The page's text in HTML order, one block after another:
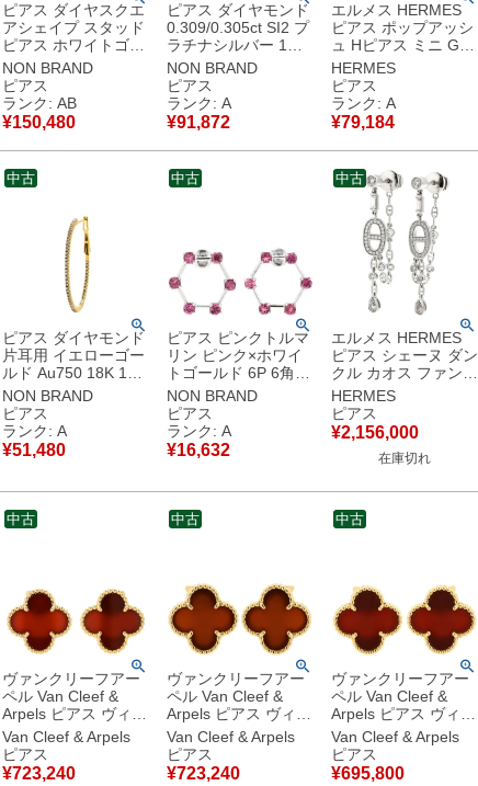
ピアス ダイヤスクエ
アシェイプ スタッド
ピアス ホワイトゴー
ルド K18WG Au750
プリンセスカット 両
耳用 【中古】中古品
NON BRAND
ピアス
ランク: AB
¥150,480
ピアス ダイヤモンド
0.309/0.305ct SI2 プ
ラチナシルバー 1粒
1P ブリリアントカッ
ト プラチナ 両耳用
スタッド 【保証書】
【中古】中古美品
NON BRAND
ピアス
ランク: A
¥91,872
エルメス HERMES
ピアス ポップアッシ
ュ Hピアス ミニ GP
エナメル ローズドラ
ジェ×ローズゴールド
PG金具 Hモチーフ
RG PG ピンク
【箱】 【中古】中古
美品
HERMES
ピアス
ランク: A
¥79,184
ピアス ダイヤモンド
片耳用 イエローゴー
ルド Au750 18K 18
金 フープ ハーフエタ
ニティ 【中古】中古
美品
NON BRAND
ピアス
ランク: A
¥51,480
中古
ピアス ピンクトルマ
リン ピンク×ホワイ
トゴールド 6P 6角形
ラウンドミックスカ
ット 【中古】中古美
品
NON BRAND
ピアス
ランク: A
¥16,632
中古
エルメス HERMES
ピアス シェーヌ ダン
クル カオス ファンシ
ー ホワイトゴールド
Au750 18K 18金 パ
ヴェダイヤ 雫 ドロッ
プ スイング
H222509B 00 【箱】
HERMES
ピアス
¥2,156,000
在庫切れ
中古
ヴァンクリーフアー
ペル Van Cleef &
Arpels ピアス ヴィン
テージ アルハンブラ
レッド×イエローゴー
ルド Au750 18K 18
Van Cleef & Arpels
ピアス
¥723,240
中古
ヴァンクリーフアー
ペル Van Cleef &
Arpels ピアス ヴィン
テージ アルハンブラ
赤×イエローゴールド
Au750 18K 18金 ク
Van Cleef & Arpels
ピアス
¥723,240
中古
ヴァンクリーフアー
ペル Van Cleef &
Arpels ピアス ヴィン
テージ アルハンブラ
レッド×イエローゴー
ルド 赤 750 18K 18
Van Cleef & Arpels
ピアス
¥695,800
中古